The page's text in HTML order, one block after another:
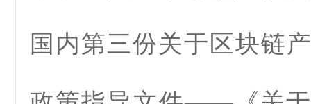
国内第三份关于区块链